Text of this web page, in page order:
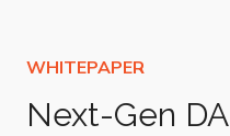
Next-Gen